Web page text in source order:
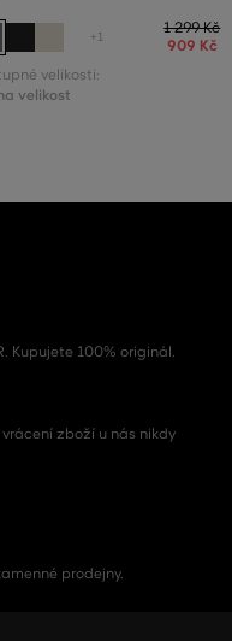
+1
1 299 Kč
909 Kč
velikosti:
velikost
Kupujete 100% originál.
zboží u nás nikdy
prodejny.